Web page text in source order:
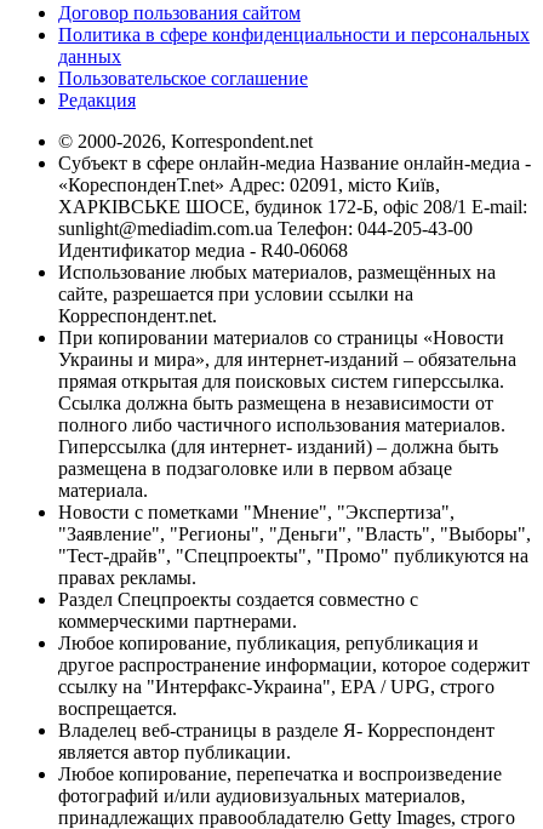
Договор пользования сайтом
Политика в сфере конфиденциальности и персональных
данных
Пользовательское соглашение
Редакция
© 2000-2026, Korrespondent.net
Субъект в сфере онлайн-медиа Название онлайн-медиа -
«КореспонденТ.net» Адрес: 02091, місто Київ,
ХАРКІВСЬКЕ ШОСЕ, будинок 172-Б, офіс 208/1 E-mail:
sunlight@mediadim.com.ua Телефон: 044-205-43-00
Идентификатор медиа - R40-06068
Использование любых материалов, размещённых на
сайте, разрешается при условии ссылки на
Корреспондент.net.
При копировании материалов со страницы «Новости
Украины и мира», для интернет-изданий – обязательна
прямая открытая для поисковых систем гиперссылка.
Ссылка должна быть размещена в независимости от
полного либо частичного использования материалов.
Гиперссылка (для интернет- изданий) – должна быть
размещена в подзаголовке или в первом абзаце
материала.
Новости с пометками "Мнение", "Экспертиза",
"Заявление", "Регионы", "Деньги", "Власть", "Выборы",
"Тест-драйв", "Спецпроекты", "Промо" публикуются на
правах рекламы.
Раздел Спецпроекты создается совместно с
коммерческими партнерами.
Любое копирование, публикация, републикация и
другое распространение информации, которое содержит
ссылку на "Интерфакс-Украина", EPA / UPG, строго
воспрещается.
Владелец веб-страницы в разделе Я- Корреспондент
является автор публикации.
Любое копирование, перепечатка и воспроизведение
фотографий и/или аудиовизуальных материалов,
принадлежащих правообладателю Getty Images, строго